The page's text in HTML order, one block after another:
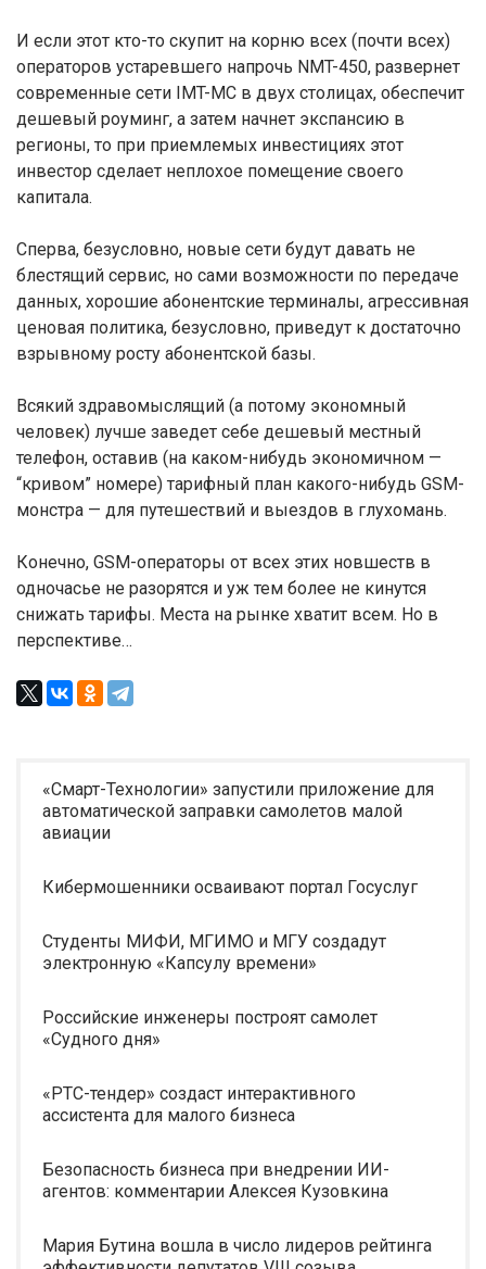
И если этот кто-то скупит на корню всех (почти всех)
операторов устаревшего напрочь NMT-450, развернет
современные сети IMT-MC в двух столицах, обеспечит
дешевый роуминг, а затем начнет экспансию в
регионы, то при приемлемых инвестициях этот
инвестор сделает неплохое помещение своего
капитала.
Сперва, безусловно, новые сети будут давать не
блестящий сервис, но сами возможности по передаче
данных, хорошие абонентские терминалы, агрессивная
ценовая политика, безусловно, приведут к достаточно
взрывному росту абонентской базы.
Всякий здравомыслящий (а потому экономный
человек) лучше заведет себе дешевый местный
телефон, оставив (на каком-нибудь экономичном —
“кривом” номере) тарифный план какого-нибудь GSM-
монстра — для путешествий и выездов в глухомань.
Конечно, GSM-операторы от всех этих новшеств в
одночасье не разорятся и уж тем более не кинутся
снижать тарифы. Места на рынке хватит всем. Но в
перспективе…
«Смарт-Технологии» запустили приложение для
автоматической заправки самолетов малой
авиации
Кибермошенники осваивают портал Госуслуг
Студенты МИФИ, МГИМО и МГУ создадут
электронную «Капсулу времени»
Российские инженеры построят самолет
«Судного дня»
«РТС-тендер» создаст интерактивного
ассистента для малого бизнеса
Безопасность бизнеса при внедрении ИИ-
агентов: комментарии Алексея Кузовкина
Мария Бутина вошла в число лидеров рейтинга